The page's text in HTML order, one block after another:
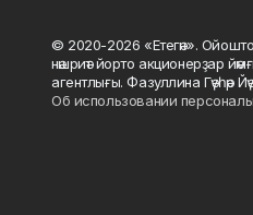
© 2020-2026 «Етегән».
нәшриәт йорто акционерҙар
агентлығы. Фазуллина Гәүһәр
Об использовании